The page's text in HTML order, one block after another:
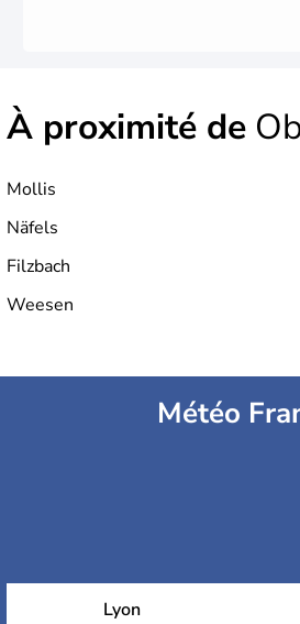
À proximité de
Mollis
Näfels
Filzbach
Weesen
Météo
Lyon